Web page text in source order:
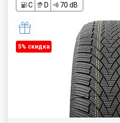
C
D 70 dB
5% cкидка